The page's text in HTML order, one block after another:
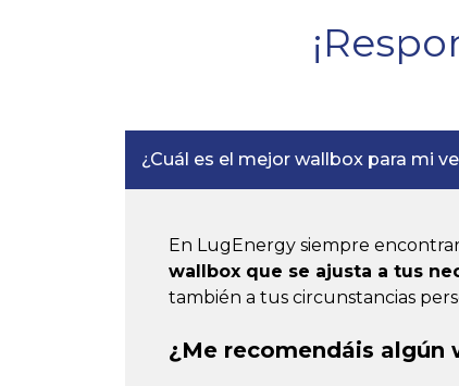
¿Cuál es el mejor wallbox para mi
En LugEnergy siempre
wallbox que se ajusta a tus
también a tus circunstancias
¿Me recomendáis algún